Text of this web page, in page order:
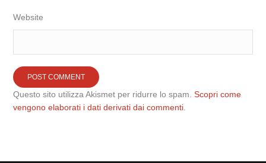
Website
Questo sito utilizza Akismet per ridurre lo spam.Scopri come
vengono elaborati i dati derivati dai commenti